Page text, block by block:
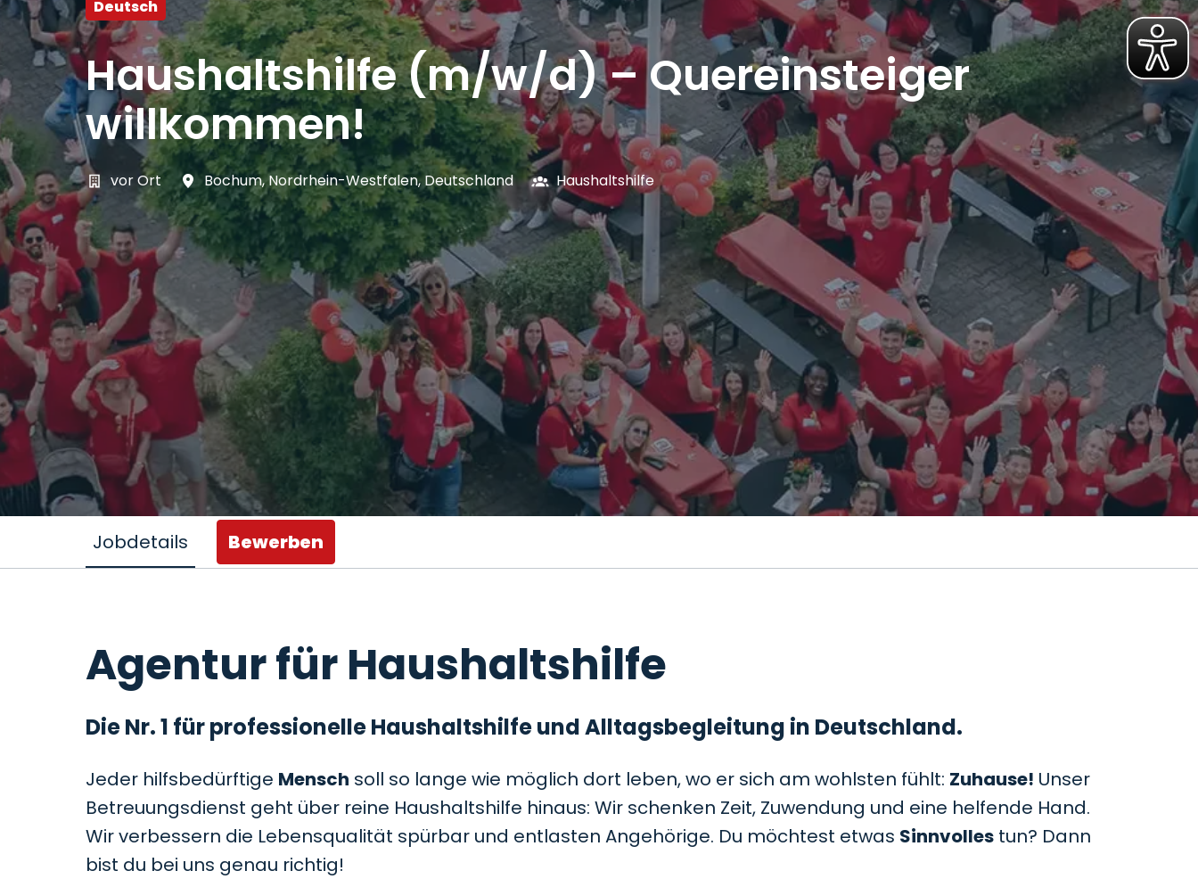
Deutsch
Haushaltshilfe (m/w/d) – Quereinsteiger
willkommen!
vor Ort Bochum, Nordrhein-Westfalen, Deutschland Haushaltshilfe
Jobdetails Bewerben
Agentur für Haushaltshilfe
Die Nr. 1 für professionelle Haushaltshilfe und Alltagsbegleitung in Deutschland.
Jeder hilfsbedürftige Mensch soll so lange wie möglich dort leben, wo er sich am wohlsten fühlt: Zuhause! Unser
Betreuungsdienst geht über reine Haushaltshilfe hinaus: Wir schenken Zeit, Zuwendung und eine helfende Hand.
Wir verbessern die Lebensqualität spürbar und entlasten Angehörige. Du möchtest etwas Sinnvolles tun? Dann
bist du bei uns genau richtig!